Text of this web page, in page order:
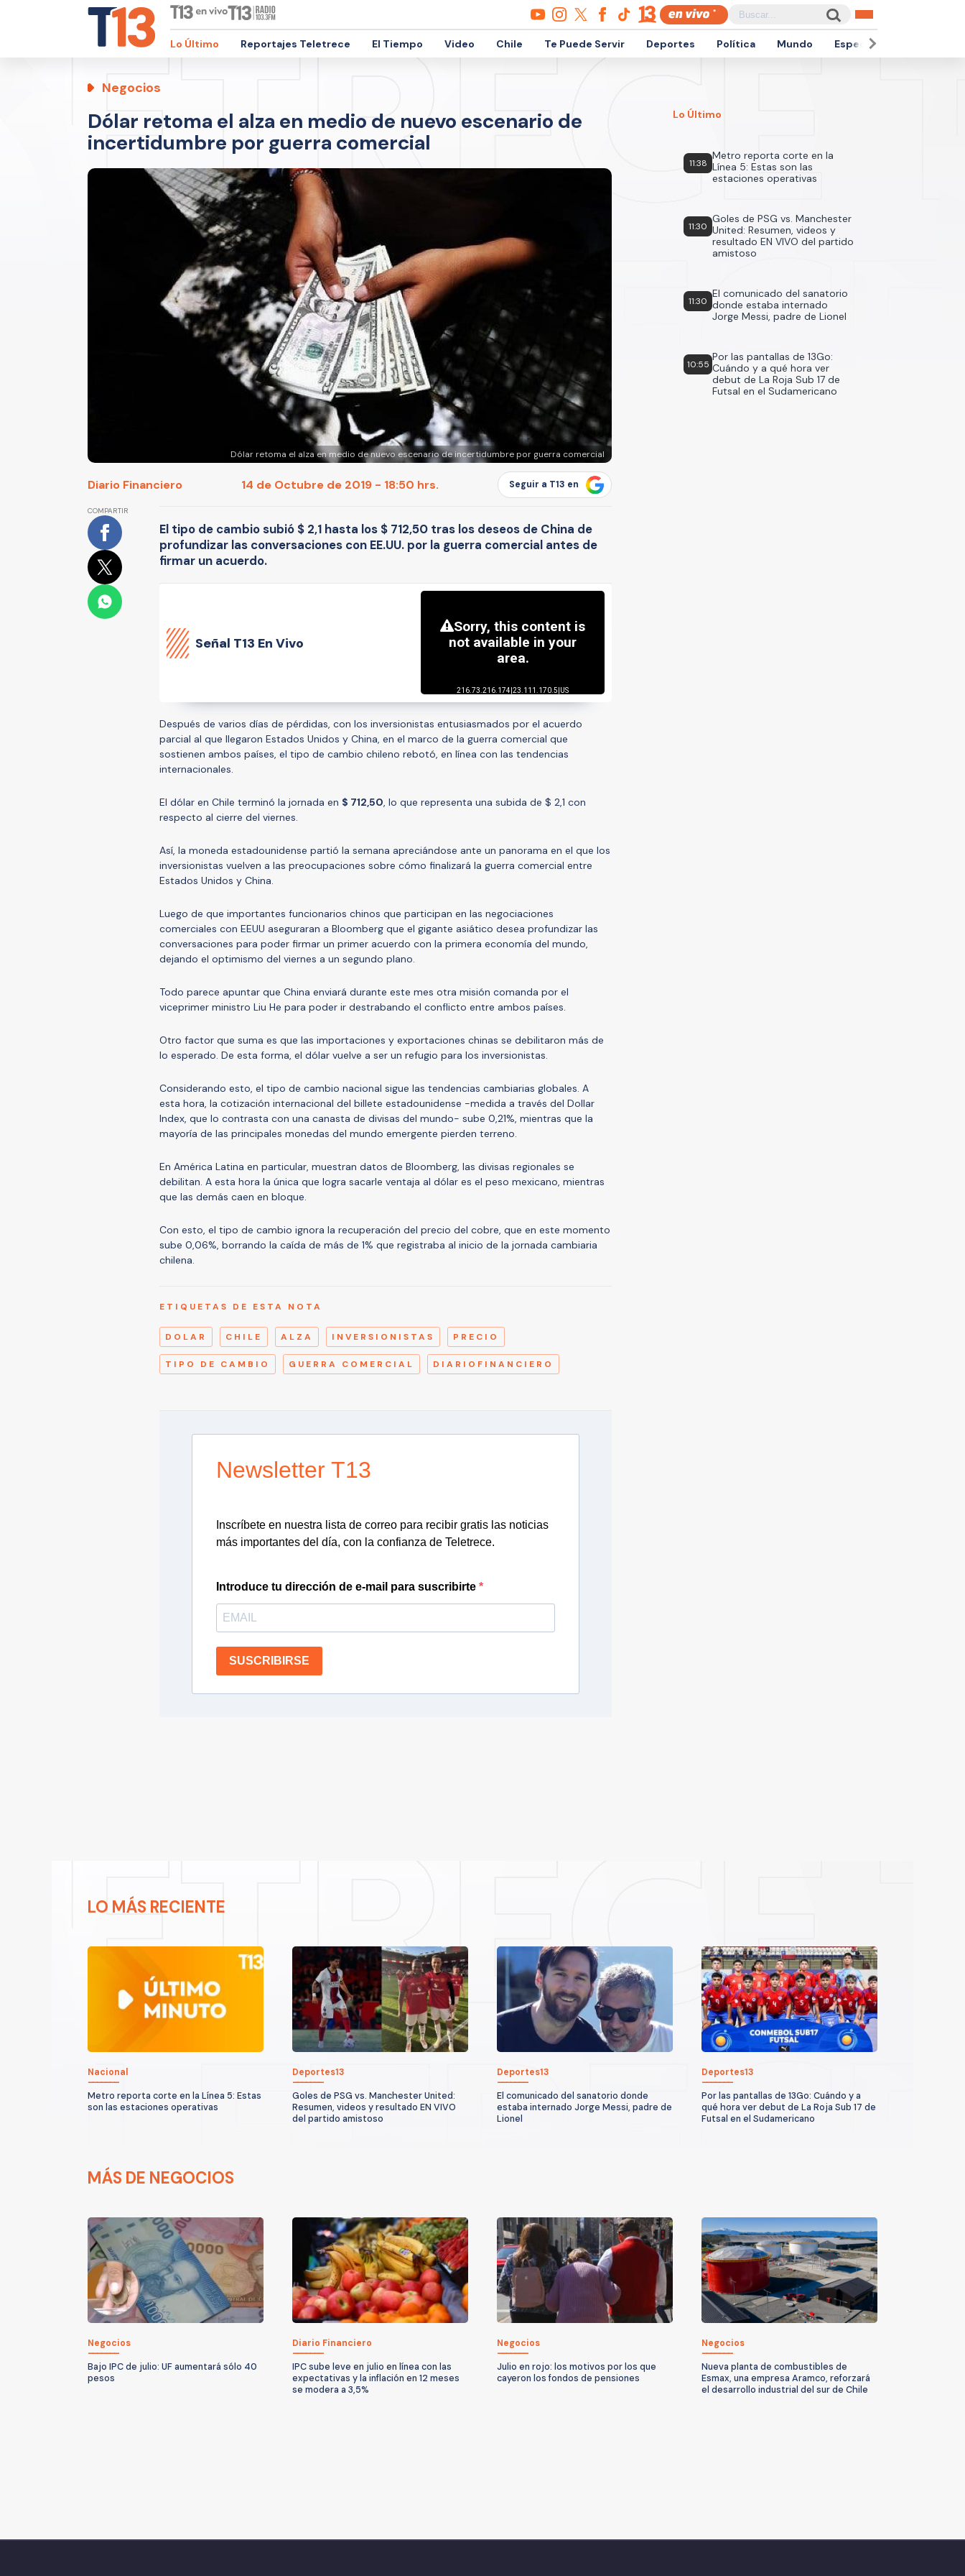
Lo Último Reportajes Teletrece El Tiempo Video Chile Te Puede Servir Deportes Política Mundo Espectáculos
Negocios
Dólar retoma el alza en medio de nuevo escenario de
incertidumbre por guerra comercial
Dólar retoma el alza en medio de nuevo escenario de incertidumbre por guerra comercial
Diario Financiero 14 de Octubre de 2019 - 18:50 hrs. Seguir a T13 en
COMPARTIR
El tipo de cambio subió $ 2,1 hasta los $ 712,50 tras los deseos de China de
profundizar las conversaciones con EE.UU. por la guerra comercial antes de
firmar un acuerdo.
Señal T13 En Vivo
Después de varios días de pérdidas, con los inversionistas entusiasmados por el acuerdo
parcial al que llegaron Estados Unidos y China, en el marco de la guerra comercial que
sostienen ambos países, el tipo de cambio chileno rebotó, en línea con las tendencias
internacionales.
El dólar en Chile terminó la jornada en $ 712,50, lo que representa una subida de $ 2,1 con
respecto al cierre del viernes.
Así, la moneda estadounidense partió la semana apreciándose ante un panorama en el que los
inversionistas vuelven a las preocupaciones sobre cómo finalizará la guerra comercial entre
Estados Unidos y China.
Luego de que importantes funcionarios chinos que participan en las negociaciones
comerciales con EEUU aseguraran a Bloomberg que el gigante asiático desea profundizar las
conversaciones para poder firmar un primer acuerdo con la primera economía del mundo,
dejando el optimismo del viernes a un segundo plano.
Todo parece apuntar que China enviará durante este mes otra misión comanda por el
viceprimer ministro Liu He para poder ir destrabando el conflicto entre ambos países.
Otro factor que suma es que las importaciones y exportaciones chinas se debilitaron más de
lo esperado. De esta forma, el dólar vuelve a ser un refugio para los inversionistas.
Considerando esto, el tipo de cambio nacional sigue las tendencias cambiarias globales. A
esta hora, la cotización internacional del billete estadounidense -medida a través del Dollar
Index, que lo contrasta con una canasta de divisas del mundo- sube 0,21%, mientras que la
mayoría de las principales monedas del mundo emergente pierden terreno.
En América Latina en particular, muestran datos de Bloomberg, las divisas regionales se
debilitan. A esta hora la única que logra sacarle ventaja al dólar es el peso mexicano, mientras
que las demás caen en bloque.
Con esto, el tipo de cambio ignora la recuperación del precio del cobre, que en este momento
sube 0,06%, borrando la caída de más de 1% que registraba al inicio de la jornada cambiaria
chilena.
ETIQUETAS DE ESTA NOTA
DOLAR CHILE ALZA INVERSIONISTAS PRECIO
TIPO DE CAMBIO GUERRA COMERCIAL DIARIOFINANCIERO
Newsletter T13
Inscríbete en nuestra lista de correo para recibir gratis las noticias
más importantes del día, con la confianza de Teletrece.
Introduce tu dirección de e-mail para suscribirte
SUSCRIBIRSE
Lo Último
11:38
Metro reporta corte en la
Línea 5: Estas son las
estaciones operativas
11:30
Goles de PSG vs. Manchester
United: Resumen, videos y
resultado EN VIVO del partido
amistoso
11:30
El comunicado del sanatorio
donde estaba internado
Jorge Messi, padre de Lionel
10:55
Por las pantallas de 13Go:
Cuándo y a qué hora ver
debut de La Roja Sub 17 de
Futsal en el Sudamericano
LO MÁS RECIENTE
Nacional
Metro reporta corte en la Línea 5: Estas
son las estaciones operativas
Deportes13
Goles de PSG vs. Manchester United:
Resumen, videos y resultado EN VIVO
del partido amistoso
Deportes13
El comunicado del sanatorio donde
estaba internado Jorge Messi, padre de
Lionel
Deportes13
Por las pantallas de 13Go: Cuándo y a
qué hora ver debut de La Roja Sub 17 de
Futsal en el Sudamericano
MÁS DE NEGOCIOS
Negocios
Bajo IPC de julio: UF aumentará sólo 40
pesos
Diario Financiero
IPC sube leve en julio en línea con las
expectativas y la inflación en 12 meses
se modera a 3,5%
Negocios
Julio en rojo: los motivos por los que
cayeron los fondos de pensiones
Negocios
Nueva planta de combustibles de
Esmax, una empresa Aramco, reforzará
el desarrollo industrial del sur de Chile